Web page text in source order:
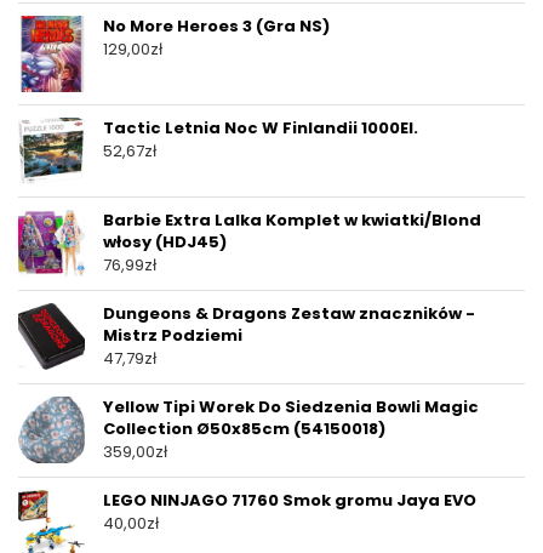
No More Heroes 3 (Gra NS)
129,00zł
Tactic Letnia Noc W Finlandii 1000El.
52,67zł
Barbie Extra Lalka Komplet w kwiatki/Blond
włosy (HDJ45)
76,99zł
Dungeons & Dragons Zestaw znaczników -
Mistrz Podziemi
47,79zł
Yellow Tipi Worek Do Siedzenia Bowli Magic
Collection Ø50x85cm (54150018)
359,00zł
LEGO NINJAGO 71760 Smok gromu Jaya EVO
40,00zł